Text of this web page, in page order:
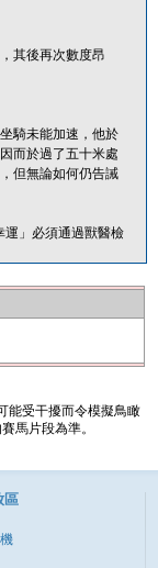
其後再次數度昂
騎未能加速，他於
而於過了五十米處
但無論如何仍告誡
運」必須通過獸醫檢
能受干擾而令模擬鳥瞰
馬片段為準。
區